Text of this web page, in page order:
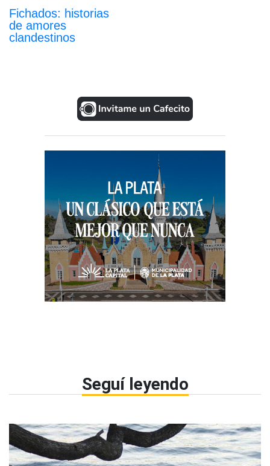
Fichados: historias
de amores
clandestinos
Seguí leyendo